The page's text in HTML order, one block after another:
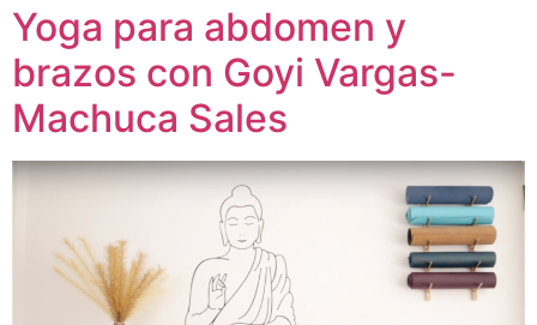
Yoga para abdomen y
brazos con Goyi Vargas-
Machuca Sales